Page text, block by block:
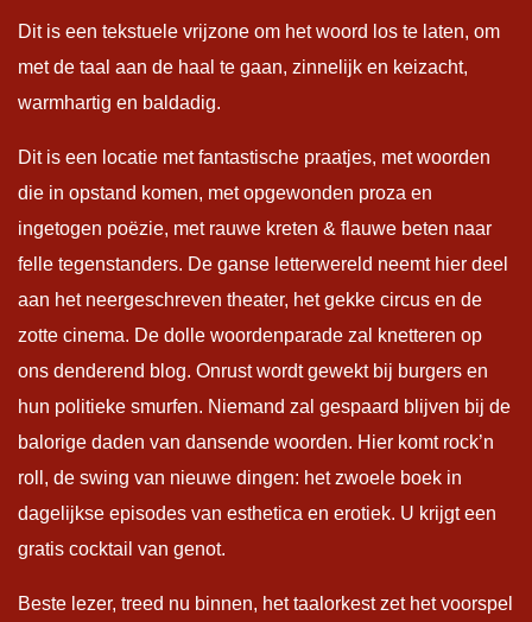
Dit is een tekstuele vrijzone om het woord los te laten, om
met de taal aan de haal te gaan, zinnelijk en keizacht,
warmhartig en baldadig.
Dit is een locatie met fantastische praatjes, met woorden
die in opstand komen, met opgewonden proza en
ingetogen poëzie, met rauwe kreten & flauwe beten naar
felle tegenstanders. De ganse letterwereld neemt hier deel
aan het neergeschreven theater, het gekke circus en de
zotte cinema. De dolle woordenparade zal knetteren op
ons denderend blog. Onrust wordt gewekt bij burgers en
hun politieke smurfen. Niemand zal gespaard blijven bij de
balorige daden van dansende woorden. Hier komt rock’n
roll, de swing van nieuwe dingen: het zwoele boek in
dagelijkse episodes van esthetica en erotiek. U krijgt een
gratis cocktail van genot.
Beste lezer, treed nu binnen, het taalorkest zet het voorspel